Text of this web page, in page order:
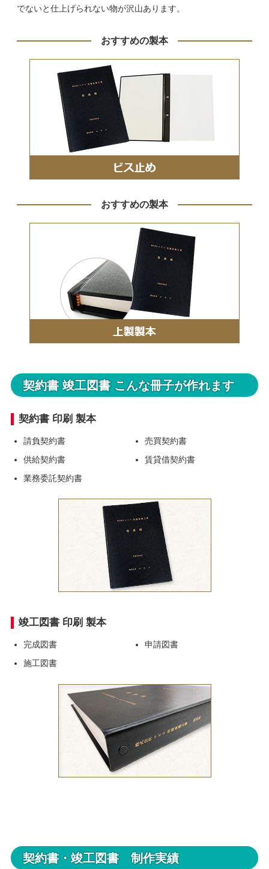
でないと仕上げられない物が沢山あります。
おすすめの製本
おすすめの製本
契約書 竣工図書 こんな冊子が作れます
契約書 印刷 製本
請負契約書
売買契約書
供給契約書
賃貸借契約書
業務委託契約書
竣工図書 印刷 製本
完成図書
申請図書
施工図書
契約書・竣工図書 制作実績